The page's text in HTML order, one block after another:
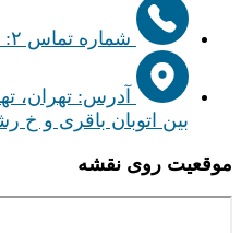
شماره تماس ۲: ۰۲۱۷۷۸۷۸۸۰۰
آدرس: تهران،
بین اتوبان باقری و خ
موقعیت روی نقشه